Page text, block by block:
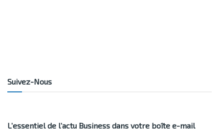
Suivez-Nous
L’essentiel de l’actu Business dans votre boîte e-mail